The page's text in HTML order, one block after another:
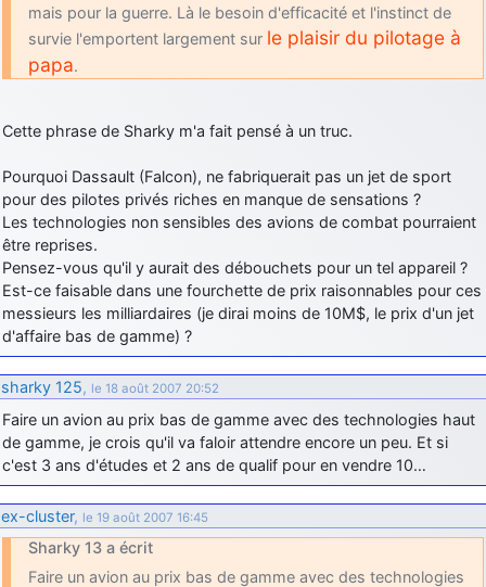
cachée dans les pins: Coucou et excellente année 2026 à tous et
au site!
jericho: Bonne année et tous mes meilleurs voeux à tous pour
little boy: je vous souhaite un bon réveillon pour cette nouvelle
jericho: Merci D9pouces, à mon tour de souhaiter un Joyeux Noël
et de bonnes fêtes de fin d'année.
d9pouces
d9pouces: mais tu peux tenter l'un des rares lycées militaires
comme le Prytanée dans la Sarthe, ça ne peut pas faire de mal !
d9pouces
: C'est plutôt après le lycée, voire après une prépa
scientifique, tu as donc encore un peu de temps devant toi
yaellerigolow: bonjour a tous je suis un élève de première
passionnée par l'aviation militaire , pourrais je savoir que faire après
le lycée pour s'orienter et pouvoir devenir officier de l'armée de l'air?
d9pouces: lesquels, par exemple ?
mahmoud: bonsoir, très instructif ce site .mais nous aimerions avoir
les photo des anciens appareils de l'armée de l'air de la haute -volta
d9pouces: Ça me casse quand même bien les pieds, j’avoue
jericho: Pour moi tout est à nouveau OK dirait-on… Merci à toi.
mais pour la guerre. Là le besoin d'efficacité et l'instinct de
survie l'emportent largement sur le plaisir du pilotage à
papa.
Cette phrase de Sharky m'a fait pensé à un truc.
Pourquoi Dassault (Falcon), ne fabriquerait pas un jet de sport
pour des pilotes privés riches en manque de sensations ?
Les technologies non sensibles des avions de combat pourraient
être reprises.
Pensez-vous qu'il y aurait des débouchets pour un tel appareil ?
Est-ce faisable dans une fourchette de prix raisonnables pour ces
messieurs les milliardaires (je dirai moins de 10M$, le prix d'un jet
d'affaire bas de gamme) ?
sharky 125, le 18 août 2007 20:52
Faire un avion au prix bas de gamme avec des technologies haut
de gamme, je crois qu'il va faloir attendre encore un peu. Et si
c'est 3 ans d'études et 2 ans de qualif pour en vendre 10…
ex-cluster, le 19 août 2007 16:45
Sharky 13 a écrit
Faire un avion au prix bas de gamme avec des technologies